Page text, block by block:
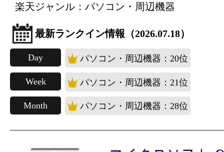
楽天ジャンル：パソコン・周辺機器
最新ランクイン情報（2026.07.18）
Day パソコン・周辺機器：20位
Week パソコン・周辺機器：21位
Month パソコン・周辺機器：28位